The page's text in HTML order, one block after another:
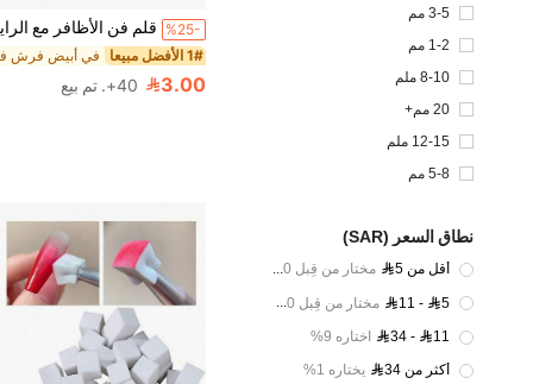
3-5 مم
1-2 مم
8-10 ملم
20 مم+
12-15 ملم
5-8 مم
نطاق السعر (SAR)
أقل من 5 مختار من قِبل 30%
11 - 5 مختار من قِبل 60%
34 - 11 اختاره 9%
أكثر من 34 يختاره 1%
%25-
1# الأفضل مبيعا
3.00 40+. تم بيع